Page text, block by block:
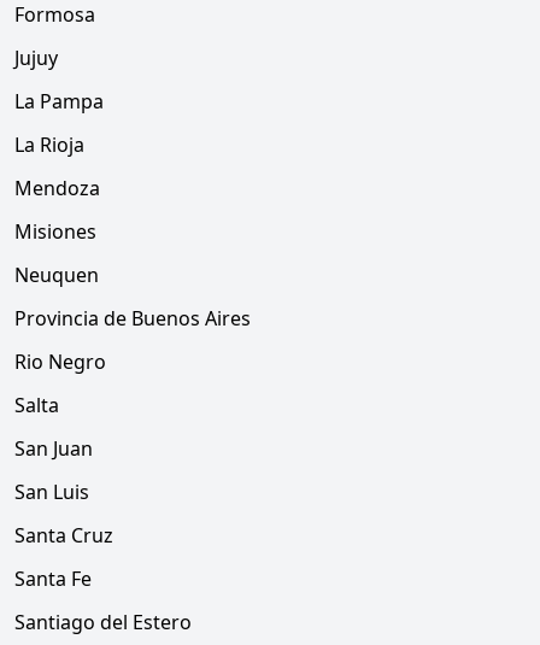
Formosa
Jujuy
La Pampa
La Rioja
Mendoza
Misiones
Neuquen
Provincia de Buenos Aires
Rio Negro
Salta
San Juan
San Luis
Santa Cruz
Santa Fe
Santiago del Estero